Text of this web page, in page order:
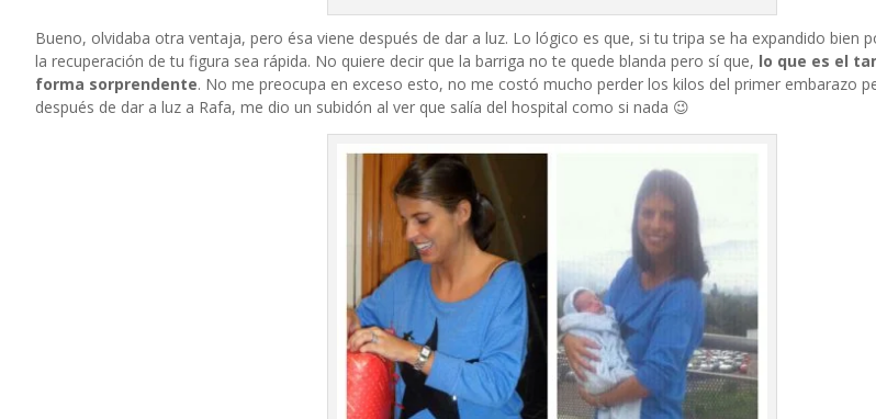
Bueno, olvidaba otra ventaja, pero ésa viene después de dar a luz. Lo lógico es que, si tu tripa se ha expandido bien
la recuperación de tu figura sea rápida. No quiere decir que la barriga no te quede blanda pero sí que, lo que es el
forma sorprendente. No me preocupa en exceso esto, no me costó mucho perder los kilos del primer embarazo
después de dar a luz a Rafa, me dio un subidón al ver que salía del hospital como si nada 😉